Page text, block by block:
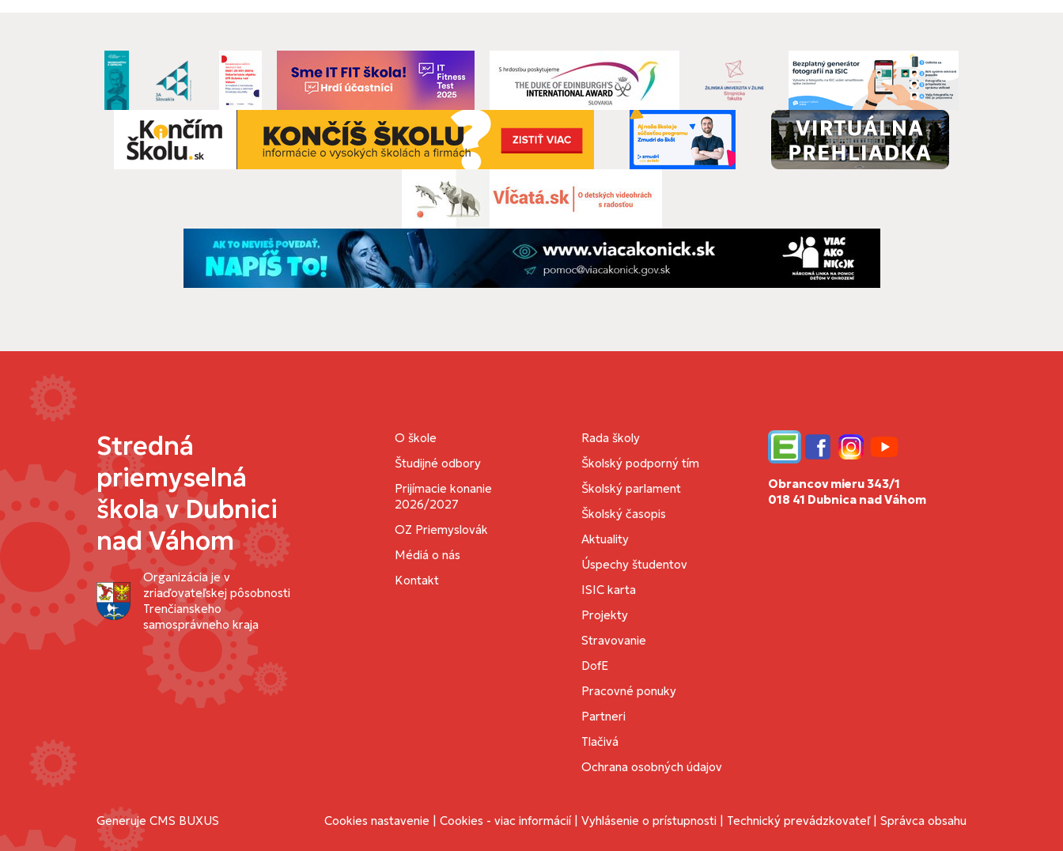
Stredná
priemyselná
škola v Dubnici
nad Váhom
Organizácia je v
zriaďovateľskej pôsobnosti
Trenčianskeho
samosprávneho kraja
O škole
Študijné odbory
Prijímacie konanie
2026/2027
OZ Priemyslovák
Médiá o nás
Kontakt
Rada školy
Školský podporný tím
Školský parlament
Školský časopis
Aktuality
Úspechy študentov
ISIC karta
Projekty
Stravovanie
DofE
Pracovné ponuky
Partneri
Tlačivá
Ochrana osobných údajov
EdupageFacebookInstagramYouTube
Obrancov mieru 343/1
018 41 Dubnica nad Váhom
Generuje CMS BUXUS Cookies nastavenie | Cookies - viac informácií | Vyhlásenie o prístupnosti | Technický prevádzkovateľ| Správca obsahu